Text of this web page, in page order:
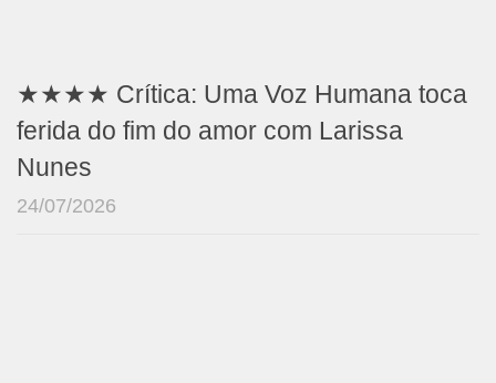
★★★★ Crítica: Uma Voz Humana toca
ferida do fim do amor com Larissa
Nunes
24/07/2026